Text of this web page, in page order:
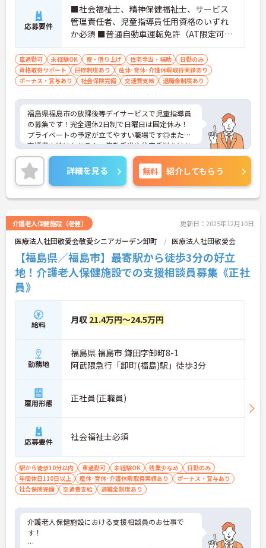
応募要件
■社会福祉士、精神保健福祉士、サービス
管理責任者、児童指導員任用資格のいずれ
か必須 ■普通自動車運転免許（AT限定可）
必須 ■経験不問
車通勤可 未経験OK 寮・借り上げ 住宅手当・補助
日勤のみ
資格取得サポート
研修制度あり
産休･育休･介護休暇取得実績あり
ボーナス・賞与あり
社会保険完備 交通費支給 退職金制度あり
福島県福島市の放課後等デイサービスで児童指導員
の募集です！完全週休2日制で日曜日は固定休み！
プライベートの予定が立てやすい職場です◎また、
交通費支給はもちろん、皆勤手当や住宅手当をはじ
めとした各種手当に加え、昇給や計4.00ヵ月分の賞
与実績ありで待遇面もばっちり！退職金制度もある
ので、安心して長く働きやすい環境が整っています
♪ご興味のある方は面接ポイントをお伝えしますの
で、お気軽にご連絡ください！
詳細を見る 無料 紹介してもらう
介護老人保健施設（老健） 更新日：2025年12月10日
医療法人社団敬愛会敬愛シニアガーデン卸町 医療法人社団敬愛会
【福島県／福島市】最寄駅から徒歩3分の好立
地！介護老人保健施設での支援相談員募集《正社
員》
給料 月収 21.4万円～24.5万円
勤務地
福島県 福島市 鎌田字卸町8-1
阿武隈急行「卸町(福島)駅」徒歩3分
雇用形態 正社員(正職員)
応募要件 社会福祉士必須
駅から徒歩10分以内 車通勤可 未経験OK 残業少なめ
日勤のみ
年間休日110日以上
産休･育休･介護休暇取得実績あり
ボーナス・賞与あり
社会保険完備
交通費支給 退職金制度あり
介護老人保健施設における支援相談員のお仕事で
す！